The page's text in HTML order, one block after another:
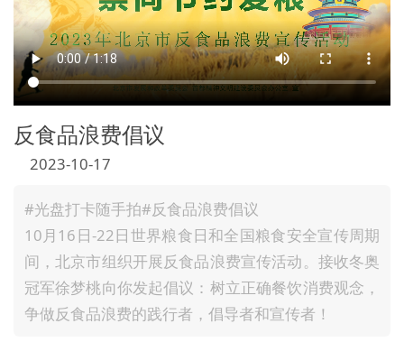
未成年人思想道德建设
榜样人物
+
身边好人
文明评论
北京宣传文化引导基金
宣传思想文化人才
专题
资料库
反食品浪费倡议
2023-10-17
#光盘打卡随手拍#反食品浪费倡议
10月16日-22日世界粮食日和全国粮食安全宣传周期
间，北京市组织开展反食品浪费宣传活动。接收冬奥
冠军徐梦桃向你发起倡议：树立正确餐饮消费观念，
争做反食品浪费的践行者，倡导者和宣传者！